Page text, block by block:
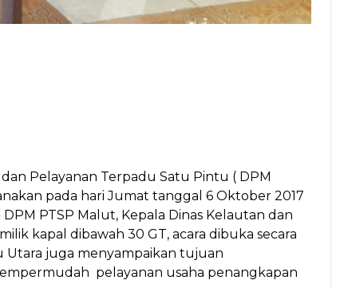
Pelayanan Terpadu Satu Pintu ( DPM
pada hari Jumat tanggal 6 Oktober 2017
PTSP Malut, Kepala Dinas Kelautan dan
kapal dibawah 30 GT, acara dibuka secara
Utara juga menyampaikan tujuan
pelayanan usaha penangkapan